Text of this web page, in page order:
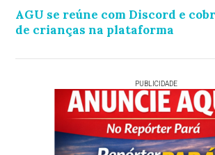
AGU se reúne com Discord e
de crianças na plataforma
PUBLICIDADE